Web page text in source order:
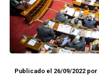
Publicado el 26/09/2022 por